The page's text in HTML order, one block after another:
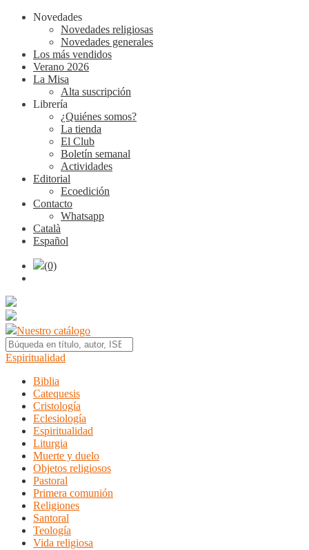
Novedades
Novedades religiosas
Novedades generales
Los más vendidos
Verano 2026
La Misa
Alta suscripción
Librería
¿Quiénes somos?
La tienda
El Club
Boletín semanal
Actividades
Editorial
Ecoedición
Contacto
Whatsapp
Català
Español
(0)
Nuestro catálogo
Espiritualidad
Biblia
Catequesis
Cristología
Eclesiología
Espiritualidad
Liturgia
Muerte y duelo
Objetos religiosos
Pastoral
Primera comunión
Religiones
Santoral
Teología
Vida religiosa